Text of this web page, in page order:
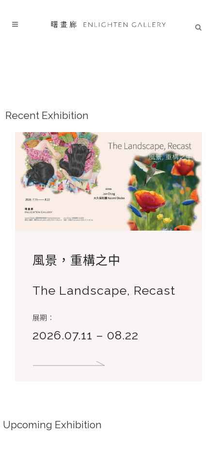
Recent Exhibition
風景，重構之中
The Landscape, Recast
展期：
2026.07.11 – 08.22
Upcoming Exhibition